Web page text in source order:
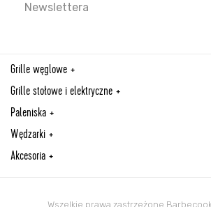
Newslettera
Grille węglowe
Grille stołowe i elektryczne
Paleniska
Wędzarki
Akcesoria
Wszelkie prawa zastrzeżone